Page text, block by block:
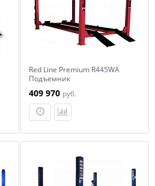
Red Line Premium R445WA
Подъемник
платформы для сход-развала
409 970 руб.